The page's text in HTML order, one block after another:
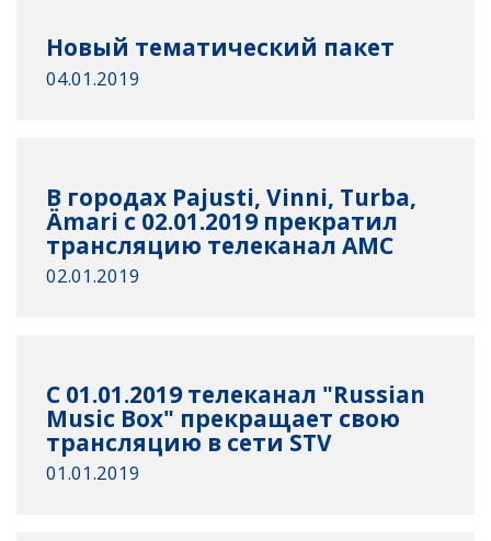
Новый тематический пакет
04.01.2019
В городах Pajusti, Vinni, Turba,
Ämari c 02.01.2019 прекратил
трансляцию телеканал AMC
02.01.2019
C 01.01.2019 телеканал "Russian
Music Box" прекращает свою
трансляцию в сети STV
01.01.2019